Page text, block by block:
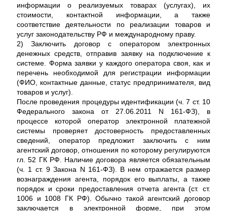
информации о реализуемых товарах (услугах), их
стоимости, контактной информации, а также
соответствие деятельности по реализации товаров и
услуг законодательству РФ и международному праву.
2) Заключить договор с оператором электронных
денежных средств, отправив заявку на подключение к
системе. Форма заявки у каждого оператора своя, как и
перечень необходимой для регистрации информации
(ФИО, контактные данные, статус предпринимателя, вид
товаров и услуг).
После проведения процедуры идентификации (ч. 7 ст. 10
Федерального закона от 27.06.2011 N 161-ФЗ), в
процессе которой оператор электронной платежной
системы проверяет достоверность предоставленных
сведений, оператор предложит заключить с ним
агентский договор, отношения по которому регулируются
гл. 52 ГК РФ. Наличие договора является обязательным
(ч. 1 ст. 9 Закона N 161-ФЗ). В нем отражается размер
вознаграждения агента, порядок его выплаты, а также
порядок и сроки предоставления отчета агента (ст. ст.
1006 и 1008 ГК РФ). Обычно такой агентский договор
заключается в электронной форме, при этом